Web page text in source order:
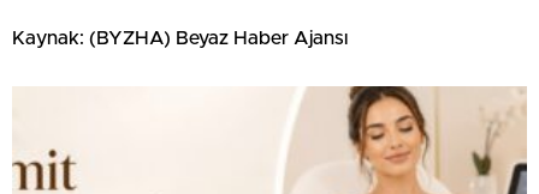
Kaynak: (BYZHA) Beyaz Haber Ajansı